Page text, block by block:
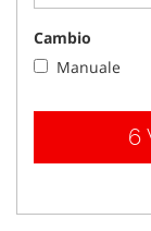
Cambio
Manuale
6
seguito
descritte.
Per
ottenere
e